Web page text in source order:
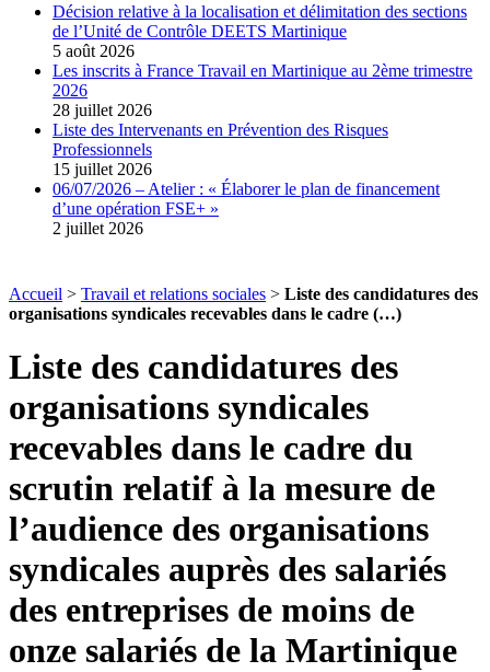
Décision relative à la localisation et délimitation des sections
de l’Unité de Contrôle DEETS Martinique
5 août 2026
Les inscrits à France Travail en Martinique au 2ème trimestre
2026
28 juillet 2026
Liste des Intervenants en Prévention des Risques
Professionnels
15 juillet 2026
06/07/2026 – Atelier : « Élaborer le plan de financement
d’une opération FSE+ »
2 juillet 2026
Accueil > Travail et relations sociales > Liste des candidatures des
organisations syndicales recevables dans le cadre (…)
Liste des candidatures des
organisations syndicales
recevables dans le cadre du
scrutin relatif à la mesure de
l’audience des organisations
syndicales auprès des salariés
des entreprises de moins de
onze salariés de la Martinique